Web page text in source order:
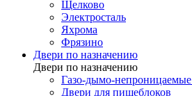
Щелково
Электросталь
Яхрома
Фрязино
Двери по назначению
Двери по назначению
Газо-дымо-непроницаемые
Двери для пищеблоков